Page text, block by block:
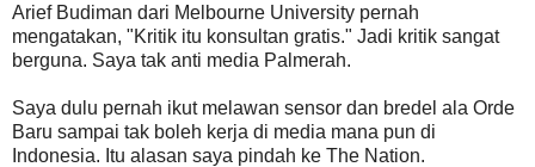
Arief Budiman dari Melbourne University pernah
mengatakan, "Kritik itu konsultan gratis." Jadi kritik sangat
berguna. Saya tak anti media Palmerah.
Saya dulu pernah ikut melawan sensor dan bredel ala Orde
Baru sampai tak boleh kerja di media mana pun di
Indonesia. Itu alasan saya pindah ke The Nation.